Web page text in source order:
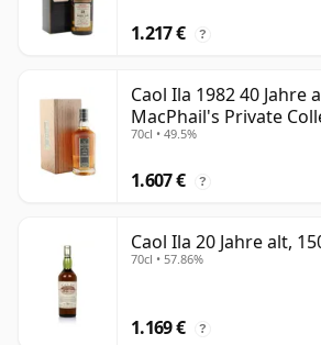
1.217 € ?
Caol Ila 1982 40 Jahre
MacPhail's Private
70cl • 49.5%
1.607 € ?
Caol Ila 20 Jahre alt,
70cl • 57.86%
1.169 € ?